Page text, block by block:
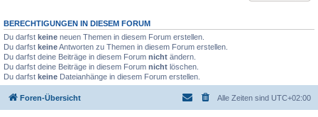
BERECHTIGUNGEN IN DIESEM FORUM
Du darfst keine neuen Themen in diesem Forum erstellen.
Du darfst keineAntworten zu Themen in diesem Forum erstellen.
Du darfst deine Beiträge in diesem Forum nicht ändern.
Du darfst deine Beiträge in diesem Forum nicht löschen.
Du darfst keine Dateianhänge in diesem Forum erstellen.
Foren-Übersicht Alle Zeiten sind UTC+02:00